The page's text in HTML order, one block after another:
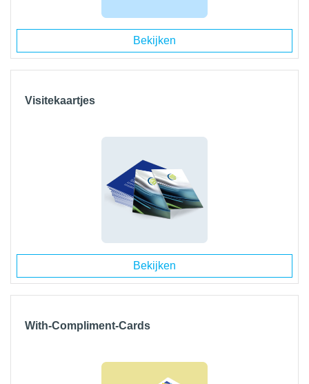
Bekijken
Visitekaartjes
Bekijken
With-Compliment-Cards